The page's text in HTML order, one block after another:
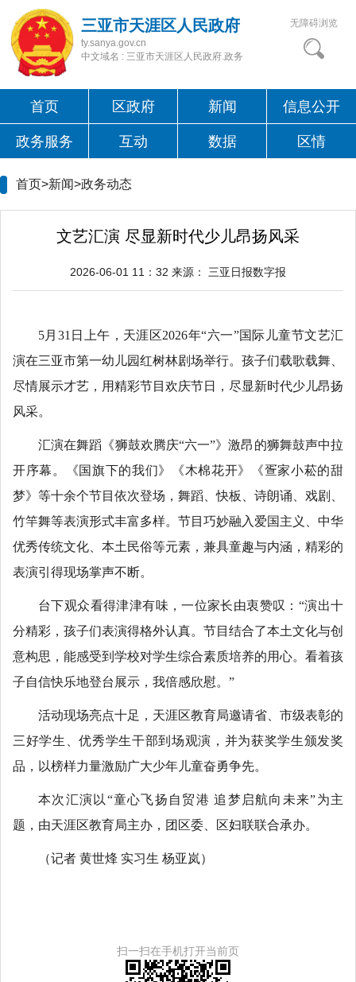
三亚市天涯区人民政府
ty.sanya.gov.cn
中文域名 : 三亚市天涯区人民政府.政务
无障碍浏览
首页 区政府 新闻 信息公开
政务服务 互动 数据 区情
首页>新闻>政务动态
文艺汇演 尽显新时代少儿昂扬风采
2026-06-01 11：32 来源： 三亚日报数字报
5月31日上午，天涯区2026年“六一”国际儿童节文艺汇
演在三亚市第一幼儿园红树林剧场举行。孩子们载歌载舞、
尽情展示才艺，用精彩节目欢庆节日，尽显新时代少儿昂扬
风采。
汇演在舞蹈《狮鼓欢腾庆“六一”》激昂的狮舞鼓声中拉
开序幕。《国旗下的我们》《木棉花开》《疍家小菘的甜
梦》等十余个节目依次登场，舞蹈、快板、诗朗诵、戏剧、
竹竿舞等表演形式丰富多样。节目巧妙融入爱国主义、中华
优秀传统文化、本土民俗等元素，兼具童趣与内涵，精彩的
表演引得现场掌声不断。
台下观众看得津津有味，一位家长由衷赞叹：“演出十
分精彩，孩子们表演得格外认真。节目结合了本土文化与创
意构思，能感受到学校对学生综合素质培养的用心。看着孩
子自信快乐地登台展示，我倍感欣慰。”
活动现场亮点十足，天涯区教育局邀请省、市级表彰的
三好学生、优秀学生干部到场观演，并为获奖学生颁发奖
品，以榜样力量激励广大少年儿童奋勇争先。
本次汇演以“童心飞扬自贸港 追梦启航向未来”为主
题，由天涯区教育局主办，团区委、区妇联联合承办。
（记者 黄世烽 实习生 杨亚岚）
扫一扫在手机打开当前页